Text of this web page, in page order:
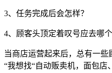
3、任务完成后会怎样？
4、顾客头顶定着叹号应去哪个
当商店运营起来后，总有一
“我想找“自动贩卖机，面包店